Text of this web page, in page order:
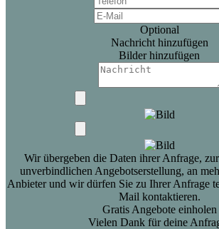
Optional
Nachricht hinzufügen
Bilder hinzufügen
Wir übergeben die Daten ihrer Anfrage,
unverbindlichen Angebotserstellung, an
Anbieter und wir dürfen Sie zu Ihrer Anfrage
Mail kontaktieren.
Gratis Angebote einholen
Vielen Dank für deine